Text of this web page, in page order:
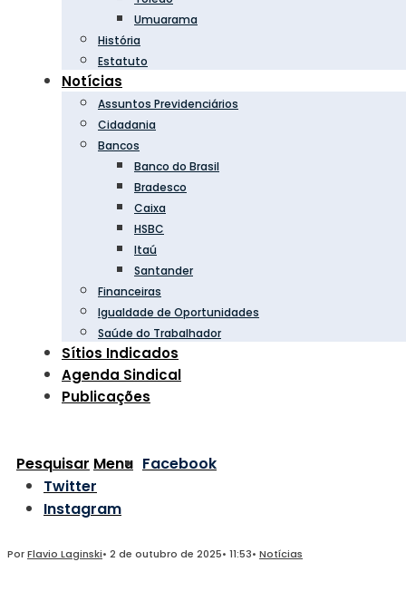
Umuarama
História
Estatuto
Notícias
Assuntos Previdenciários
Cidadania
Bancos
Banco do Brasil
Bradesco
Caixa
HSBC
Itaú
Santander
Financeiras
Igualdade de Oportunidades
Saúde do Trabalhador
Sítios Indicados
Agenda Sindical
Publicações
Pesquisar Menu Facebook
Twitter
Instagram
PorFlavio Laginski• 2 de outubro de 2025• 11:53• Notícias